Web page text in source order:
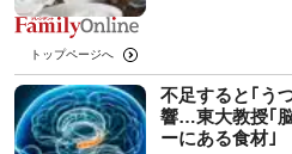
トップページへ
不足すると｢う
響…東大教授｢
ーにある食材｣